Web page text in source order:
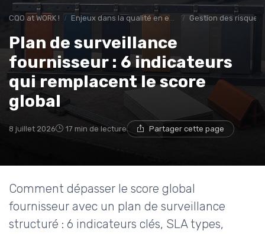
CQO at WORK ! Enjeux dans la qualité en entreprise Gestion des risques
Plan de surveillance
fournisseur : 6 indicateurs
qui remplacent le score
global
8 juillet 2026 17 min de lecture Partager cette page
Comment dépasser le score global
fournisseur avec un plan de surveillance
structuré : 6 indicateurs clés, SLA types,